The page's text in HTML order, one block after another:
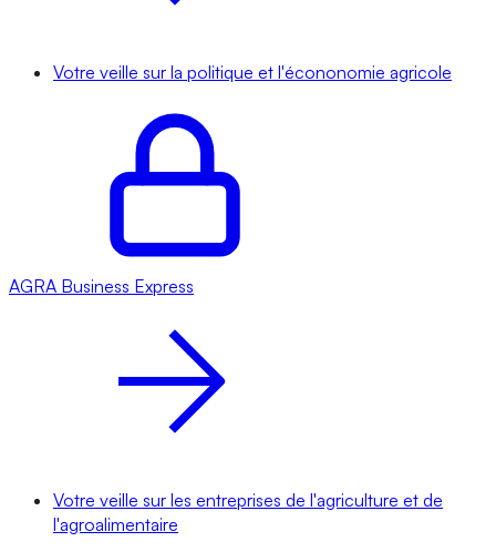
Votre veille sur la politique et l'écononomie agricole
AGRA Business Express
Votre veille sur les entreprises de l'agriculture et de
l'agroalimentaire